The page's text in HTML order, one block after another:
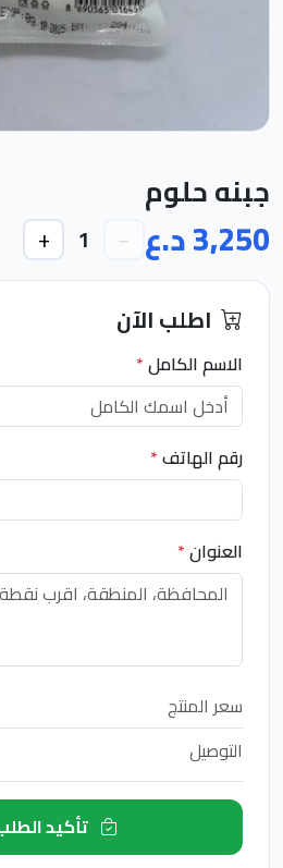
جبنه حلوم
3,250 د.ع −
1
+
اطلب الآن
الاسم الكامل*
رقم الهاتف*
العنوان*
سعر المنتج
التوصيل